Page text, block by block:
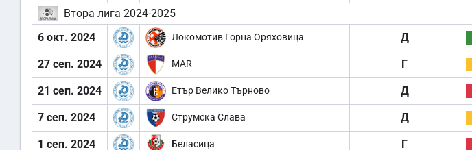
Втора лига 2024-2025
6 окт. 2024
Локомотив Горна Оряховица Д
27 сеп. 2024 MAR Г
21 сеп. 2024 Етър Велико Търново Д
7 сеп. 2024 Струмска Слава Д
1 сеп. 2024 Беласица Г